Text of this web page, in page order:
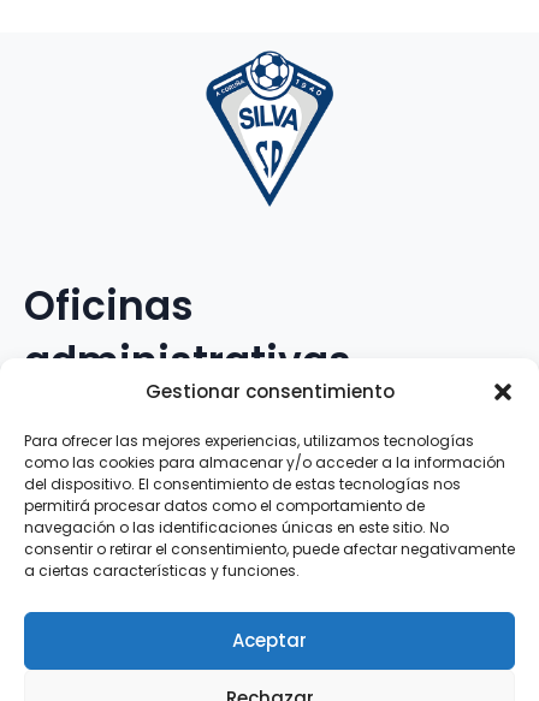
Gestionar consentimiento
Para ofrecer las mejores experiencias, utilizamos tecnologías
como las cookies para almacenar y/o acceder a la información
del dispositivo. El consentimiento de estas tecnologías nos
permitirá procesar datos como el comportamiento de
navegación o las identificaciones únicas en este sitio. No
consentir o retirar el consentimiento, puede afectar negativamente
a ciertas características y funciones.
Aceptar
Oficinas
administrativas
Avenida Galileo Galilei, 12
15.008 · A Coruña · España
Teléfono:881.069.303
WhatsApp:616.897.466